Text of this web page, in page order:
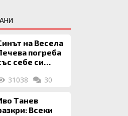
на Весела
погреба
себе си
евро
31038 30
Танев
Всеки